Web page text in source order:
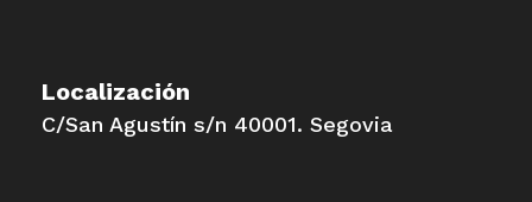
Localización
C/San Agustín s/n 40001. Segovia